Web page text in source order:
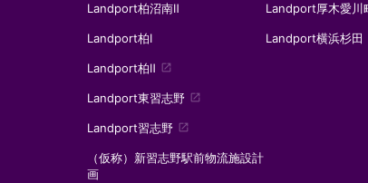
Landport柏沼南Ⅱ
Landport柏Ⅰ
Landport柏Ⅱ launch
Landport東習志野 launch
Landport習志野 launch
（仮称）新習志野駅前物流施設計
画
Landport厚木愛川
Landport横浜杉田